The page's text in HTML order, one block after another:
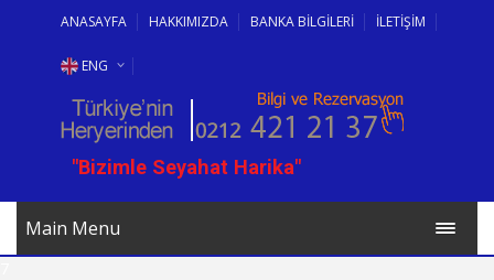
ANASAYFA HAKKIMIZDA BANKA BİLGİLERİ İLETİŞİM
ENG
RUS
BG
"Bizimle Seyahat Harika"
Main Menu